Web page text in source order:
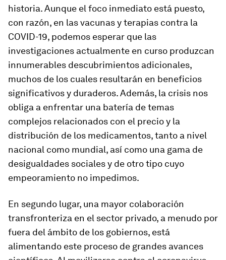
historia. Aunque el foco inmediato está puesto,
con razón, en las vacunas y terapias contra la
COVID-19, podemos esperar que las
investigaciones actualmente en curso produzcan
innumerables descubrimientos adicionales,
muchos de los cuales resultarán en beneficios
significativos y duraderos. Además, la crisis nos
obliga a enfrentar una batería de temas
complejos relacionados con el precio y la
distribución de los medicamentos, tanto a nivel
nacional como mundial, así como una gama de
desigualdades sociales y de otro tipo cuyo
empeoramiento no impedimos.
En segundo lugar, una mayor colaboración
transfronteriza en el sector privado, a menudo por
fuera del ámbito de los gobiernos, está
alimentando este proceso de grandes avances